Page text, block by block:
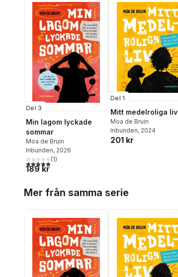
Del 3
Min lagom lyckade
sommar
Moa de Bruin
Inbunden, 2026
5,0utav 5 stjärnor. Totalt antal röster:
(1)
189 kr
Del 1
Mitt medelroliga liv
Moa de Bruin
Inbunden, 2024
201 kr
Mer från samma serie